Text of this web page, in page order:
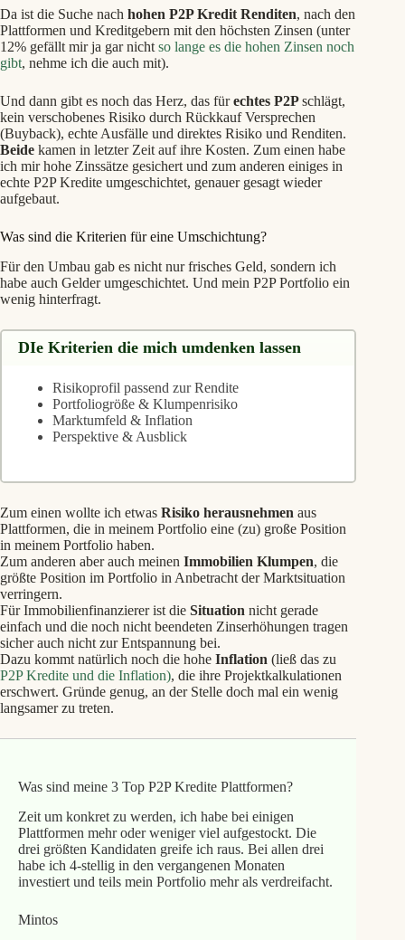
Da ist die Suche nach hohen P2P Kredit Renditen, nach den
Plattformen und Kreditgebern mit den höchsten Zinsen (unter
12% gefällt mir ja gar nicht so lange es die hohen Zinsen noch
gibt, nehme ich die auch mit).
Und dann gibt es noch das Herz, das fürechtes P2Pschlägt,
kein verschobenes Risiko durch Rückkauf Versprechen
(Buyback), echte Ausfälle und direktes Risiko und Renditen.
Beide kamen in letzter Zeit auf ihre Kosten. Zum einen habe
ich mir hohe Zinssätze gesichert und zum anderen einiges in
echte P2P Kredite umgeschichtet, genauer gesagt wieder
aufgebaut.
Was sind die Kriterien für eine Umschichtung?
Für den Umbau gab es nicht nur frisches Geld, sondern ich
habe auch Gelder umgeschichtet. Und mein P2P Portfolio ein
wenig hinterfragt.
DIe Kriterien die mich umdenken lassen
Risikoprofil passend zur Rendite
Portfoliogröße & Klumpenrisiko
Marktumfeld & Inflation
Perspektive & Ausblick
Zum einen wollte ich etwas Risiko herausnehmen aus
Plattformen, die in meinem Portfolio eine (zu) große Position
in meinem Portfolio haben.
Zum anderen aber auch meinen Immobilien Klumpen, die
größte Position im Portfolio in Anbetracht der Marktsituation
verringern.
Für Immobilienfinanzierer ist die Situation nicht gerade
einfach und die noch nicht beendeten Zinserhöhungen tragen
sicher auch nicht zur Entspannung bei.
Dazu kommt natürlich noch die hohe Inflation (ließ das zu
P2P Kredite und die Inflation), die ihre Projektkalkulationen
erschwert. Gründe genug, an der Stelle doch mal ein wenig
langsamer zu treten.
Was sind meine 3 Top P2P Kredite Plattformen?
Zeit um konkret zu werden, ich habe bei einigen
Plattformen mehr oder weniger viel aufgestockt. Die
drei größten Kandidaten greife ich raus. Bei allen drei
habe ich 4-stellig in den vergangenen Monaten
investiert und teils mein Portfolio mehr als verdreifacht.
Mintos